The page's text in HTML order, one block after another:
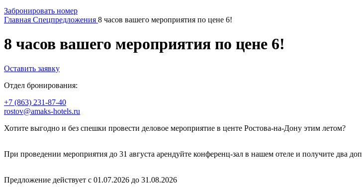
Забронировать номер
Главная Спецпредложения 8 часов вашего мероприятия по цене 6!
8 часов вашего мероприятия по цене 6!
Оставить заявку
Отдел бронирования:
+7 (863) 231-87-40
rostov@amaks-hotels.ru
Хотите выгодно и без спешки провести деловое мероприятие в центе Ростова-на-Дону этим летом?
При проведении мероприятия до 31 августа арендуйте конференц‑зал в нашем отеле и получите два
Предложение действует с 01.07.2026 до 31.08.2026